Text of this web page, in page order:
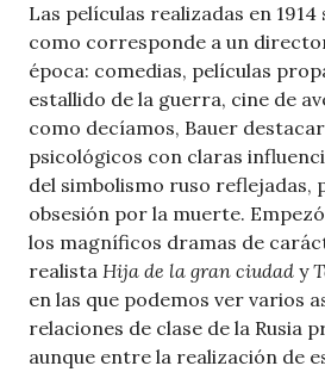
Las películas realizadas en
como corresponde a un
época: comedias, películas
estallido de la guerra, cine de
como decíamos, Bauer
psicológicos con claras
del simbolismo ruso reflejadas,
obsesión por la muerte.
los magníficos dramas de
realista Hija de la gran ciudad y
en las que podemos ver varios
relaciones de clase de la Rusia
aunque entre la realización de